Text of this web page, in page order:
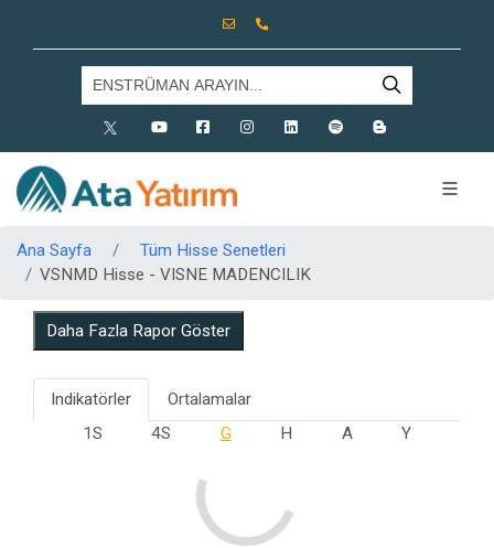
X Youtube FacebookInstagramLinkedinSpotify
Ana Sayfa
Tüm Hisse Senetleri
VSNMD Hisse - VISNE MADENCILIK
Daha Fazla Rapor Göster
Indikatörler
Ortalamalar
1S
4S G H A Y